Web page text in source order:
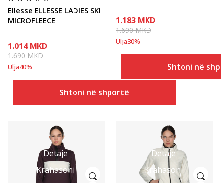
Ellesse ELLESSE LADIES SKI
MICROFLEECE
1.014 MKD
1.690MKD
Ulja40%
Shtoni në shportë
1.183 MKD
1.690MKD
Ulja30%
Shtoni në
Detaje
Krahasoni
Detaje
Krahasoni